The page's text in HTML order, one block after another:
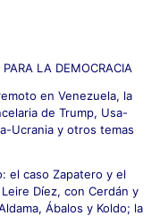
LA DEMOCRACIA
en Venezuela, la
de Trump, Usa-
Ucrania y otros temas
el caso Zapatero y el
Díez, con Cerdán y
Ábalos y Koldo; la